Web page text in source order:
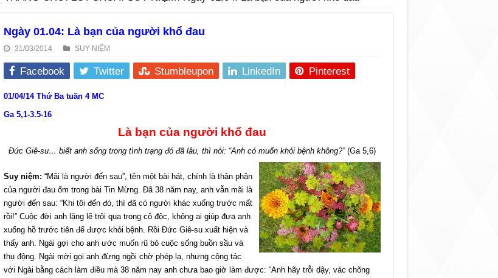
Ngày 01.04: Là bạn của người khổ đau
31/03/2014 SUY NIỆM
Facebook Twitter Stumbleupon LinkedIn Pinterest
01/04/14 Thứ Ba tuần 4 MC
Ga 5,1-3.5-16
Là bạn của người khổ đau
Đức Giê-su… biết anh sống trong tình trạng đó đã lâu, thì nói: “Anh có muốn khỏi bệnh không?”(Ga 5,6)
Suy niệm: “Mãi là người đến sau”, tên một bài hát, chính là thân phận
của người đau ốm trong bài Tin Mừng. Đã 38 năm nay, anh vẫn mãi là
người đến sau: “Khi tôi đến đó, thì đã có người khác xuống trước mất
rồi!” Cuộc đời anh lặng lẽ trôi qua trong cô độc, không ai giúp đưa anh
xuống hồ trước tiên để được khỏi bệnh. Rồi Đức Giê-su xuất hiện và
thấy anh. Ngài gợi cho anh ước muốn rũ bỏ cuộc sống buồn sầu và
thụ động. Ngài mời gọi anh đừng ngồi chờ phép lạ, nhưng cộng tác
với Ngài bằng cách làm điều mà 38 năm nay anh chưa bao giờ làm được: “Anh hãy trỗi dậy, vác chõng